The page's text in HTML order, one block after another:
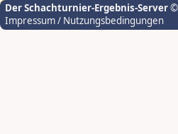
Der Schachturnier-Ergebnis-Server©
Impressum / Nutzungsbedingungen